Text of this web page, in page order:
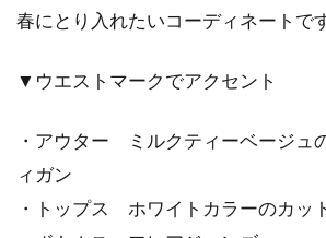
春にとり入れたいコーディネートです
▼ウエストマークでアクセント
・アウター ミルクティーベージュ
ィガン
・トップス ホワイトカラーのカッ